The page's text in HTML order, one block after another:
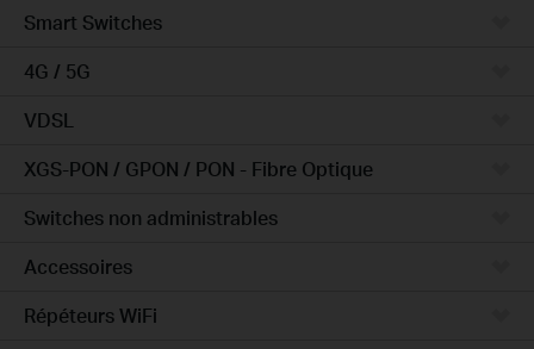
Smart Switches
4G / 5G
VDSL
XGS-PON / GPON / PON - Fibre Optique
Switches non administrables
Accessoires
Répéteurs WiFi